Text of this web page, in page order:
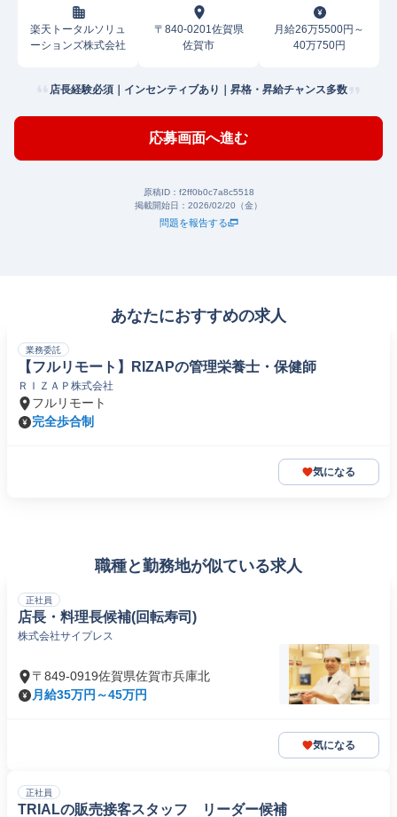
楽天トータルソリュ
ーションズ株式会社
〒840-0201佐賀県
佐賀市
月給26万5500円～
40万750円
店長経験必須｜インセンティブあり｜昇格・昇給チャンス多数
応募画面へ進む
原稿ID： f2ff0b0c7a8c5518
掲載開始日： 2026/02/20（金）
問題を報告する
あなたにおすすめの求人
業務委託
【フルリモート】RIZAPの管理栄養士・保健師
ＲＩＺＡＰ株式会社
フルリモート
完全歩合制
気になる
職種と勤務地が似ている求人
正社員
店長・料理長候補(回転寿司)
株式会社サイプレス
〒849-0919佐賀県佐賀市兵庫北
月給35万円～45万円
気になる
正社員
TRIALの販売接客スタッフ リーダー候補